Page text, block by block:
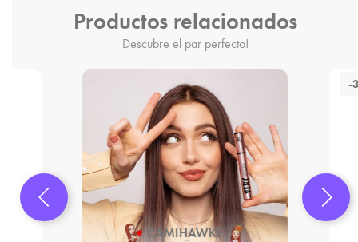
Productos relacionados
Descubre el par perfecto!
CAMIHAWKE
-